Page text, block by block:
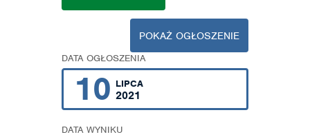
POKAŻ OGŁOSZENIE
DATA OGŁOSZENIA
10 LIPCA
2021
DATA WYNIKU